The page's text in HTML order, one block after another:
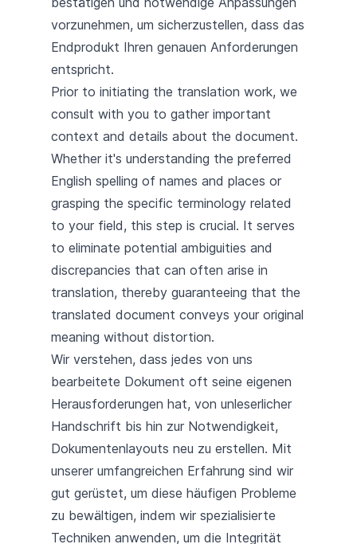
vorzunehmen, um sicherzustellen, dass das
Endprodukt Ihren genauen Anforderungen
entspricht.
Prior to initiating the translation work, we
consult with you to gather important
context and details about the document.
Whether it's understanding the preferred
English spelling of names and places or
grasping the specific terminology related
to your field, this step is crucial. It serves
to eliminate potential ambiguities and
discrepancies that can often arise in
translation, thereby guaranteeing that the
translated document conveys your original
meaning without distortion.
Wir verstehen, dass jedes von uns
bearbeitete Dokument oft seine eigenen
Herausforderungen hat, von unleserlicher
Handschrift bis hin zur Notwendigkeit,
Dokumentenlayouts neu zu erstellen. Mit
unserer umfangreichen Erfahrung sind wir
gut gerüstet, um diese häufigen Probleme
zu bewältigen, indem wir spezialisierte
Techniken anwenden, um die Integrität